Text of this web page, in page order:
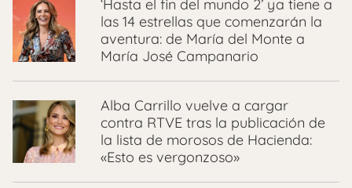
‘Hasta el fin del mundo 2’ ya tiene a
las 14 estrellas que comenzarán la
aventura: de María del Monte a
María José Campanario
Alba Carrillo vuelve a cargar
contra RTVE tras la publicación de
la lista de morosos de Hacienda:
«Esto es vergonzoso»